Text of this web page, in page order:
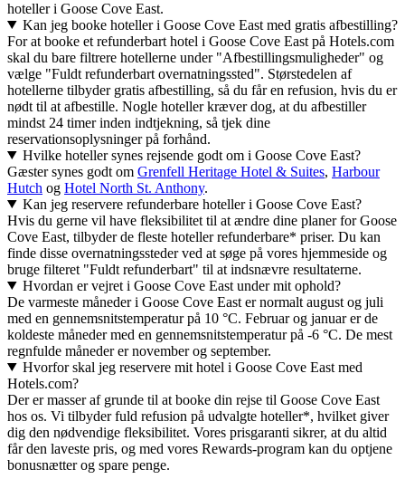
hoteller i Goose Cove East.
Kan jeg booke hoteller i Goose Cove East med gratis afbestilling?
For at booke et refunderbart hotel i Goose Cove East på Hotels.com
skal du bare filtrere hotellerne under "Afbestillingsmuligheder" og
vælge "Fuldt refunderbart overnatningssted". Størstedelen af
hotellerne tilbyder gratis afbestilling, så du får en refusion, hvis du er
nødt til at afbestille. Nogle hoteller kræver dog, at du afbestiller
mindst 24 timer inden indtjekning, så tjek dine
reservationsoplysninger på forhånd.
Hvilke hoteller synes rejsende godt om i Goose Cove East?
Gæster synes godt om Grenfell Heritage Hotel & Suites, Harbour
Hutch og Hotel North St. Anthony.
Kan jeg reservere refunderbare hoteller i Goose Cove East?
Hvis du gerne vil have fleksibilitet til at ændre dine planer for Goose
Cove East, tilbyder de fleste hoteller refunderbare* priser. Du kan
finde disse overnatningssteder ved at søge på vores hjemmeside og
bruge filteret "Fuldt refunderbart" til at indsnævre resultaterne.
Hvordan er vejret i Goose Cove East under mit ophold?
De varmeste måneder i Goose Cove East er normalt august og juli
med en gennemsnitstemperatur på 10 °C. Februar og januar er de
koldeste måneder med en gennemsnitstemperatur på -6 °C. De mest
regnfulde måneder er november og september.
Hvorfor skal jeg reservere mit hotel i Goose Cove East med
Hotels.com?
Der er masser af grunde til at booke din rejse til Goose Cove East
hos os. Vi tilbyder fuld refusion på udvalgte hoteller*, hvilket giver
dig den nødvendige fleksibilitet. Vores prisgaranti sikrer, at du altid
får den laveste pris, og med vores Rewards-program kan du optjene
bonusnætter og spare penge.